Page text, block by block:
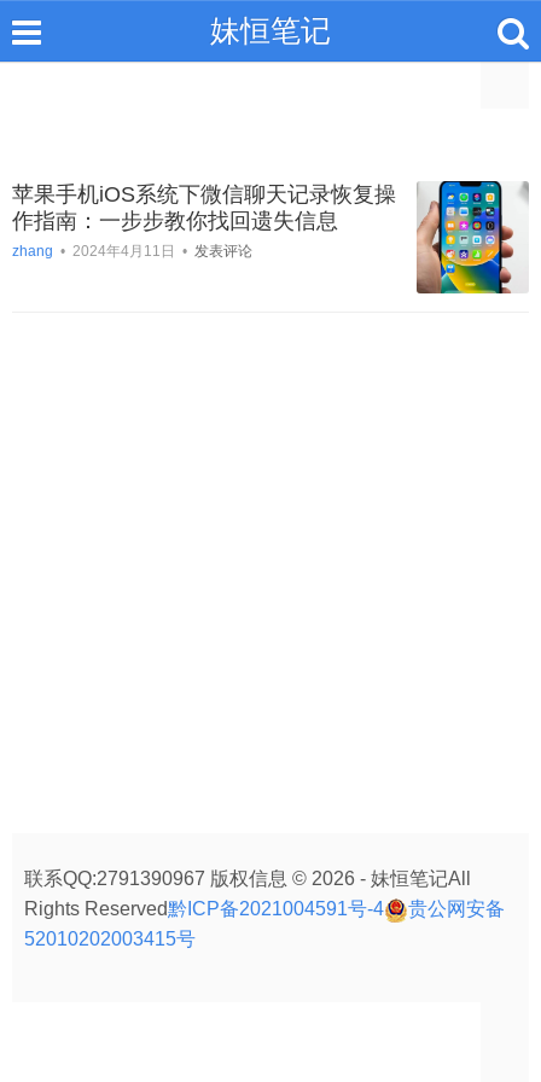
妹恒笔记
苹果手机iOS系统下微信聊天记录恢复操
作指南：一步步教你找回遗失信息
zhang • 2024年4月11日 • 发表评论
联系QQ:2791390967 版权信息 © 2026 - 妹恒笔记All
Rights Reserved黔ICP备2021004591号-4
贵公网安备
52010202003415号